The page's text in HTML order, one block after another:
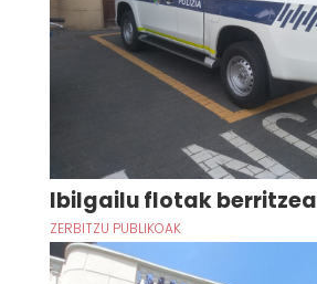
Ibilgailu flotak berritzea
ZERBITZU PUBLIKOAK